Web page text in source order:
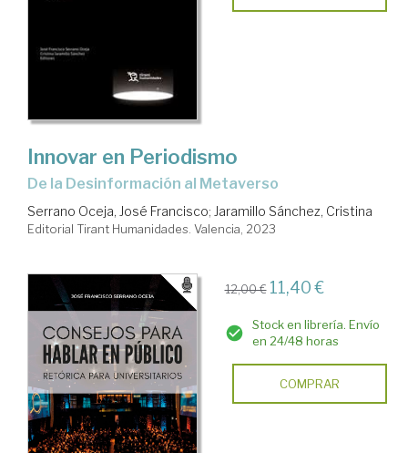
Innovar en Periodismo
De la Desinformación al Metaverso
Serrano Oceja, José Francisco; Jaramillo Sánchez, Cristina
Editorial Tirant Humanidades. Valencia, 2023
12,00 € 11,40 €
Stock en librería. Envío
en 24/48 horas
COMPRAR